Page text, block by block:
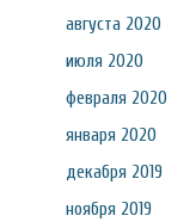
августа 2020
июля 2020
февраля 2020
января 2020
декабря 2019
ноября 2019